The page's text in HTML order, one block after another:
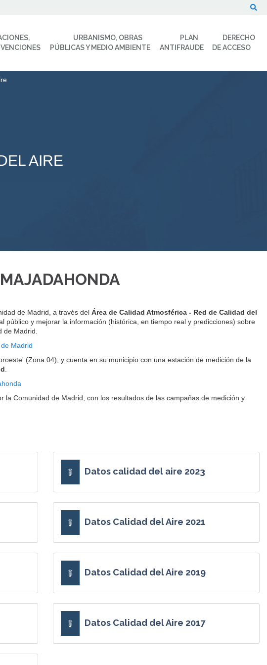
URBANISMO, OBRAS
PÚBLICAS Y MEDIO AMBIENTE
PLAN
ANTIFRAUDE
DERECHO
DE ACCESO
AIRE
de Madrid, a través del Área de Calidad Atmosférica - Red de Calidad del
público y mejorar la información (histórica, en tiempo real y predicciones) sobre
de Madrid.
Madrid
(Zona.04), y cuenta en su municipio con una estación de medición de la
la Comunidad de Madrid, con los resultados de las campañas de medición y
Datos calidad del aire 2023
Datos Calidad del Aire 2021
Datos Calidad del Aire 2019
Datos Calidad del Aire 2017